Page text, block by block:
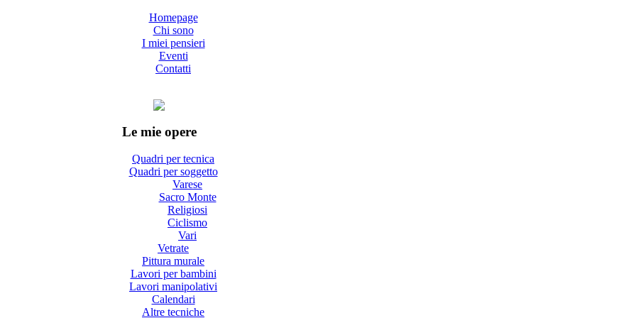
Homepage
Chi sono
I miei pensieri
Eventi
Contatti
Le mie opere
Quadri per tecnica
Quadri per soggetto
Varese
Sacro Monte
Religiosi
Ciclismo
Vari
Vetrate
Pittura murale
Lavori per bambini
Lavori manipolativi
Calendari
Altre tecniche